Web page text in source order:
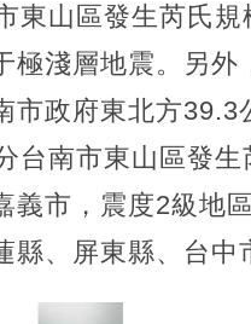
東山區發生芮氏規
極淺層地震。另外
市政府東北方39.3
台南市東山區發生
義市，震度2級地
、屏東縣、台中